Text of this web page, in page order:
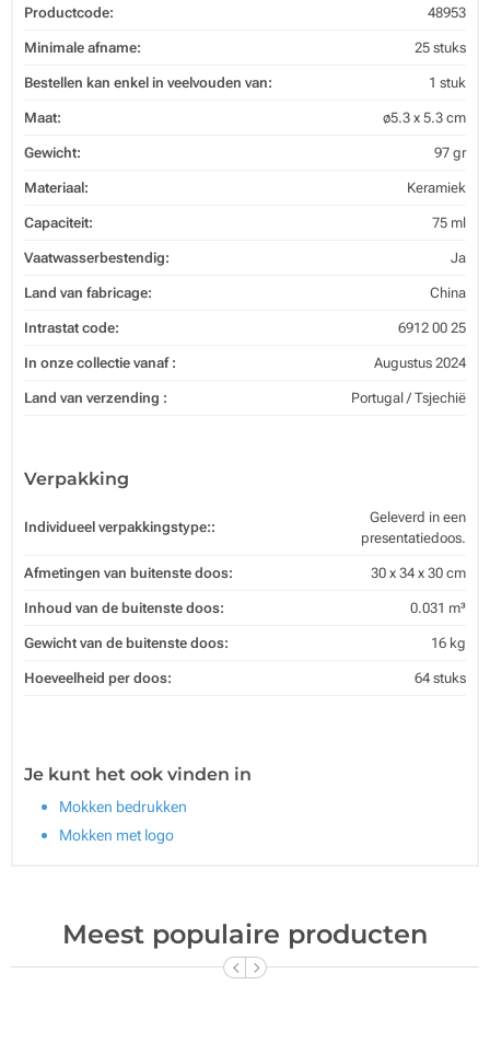
Productcode: 48953
Minimale afname: 25 stuks
Bestellen kan enkel in veelvouden van: 1 stuk
Maat: ø5.3 x 5.3 cm
Gewicht: 97 gr
Materiaal: Keramiek
Capaciteit: 75 ml
Vaatwasserbestendig: Ja
Land van fabricage: China
Intrastat code: 6912 00 25
In onze collectie vanaf : Augustus 2024
Land van verzending : Portugal / Tsjechië
Verpakking
Individueel verpakkingstype::
Geleverd in een
presentatiedoos.
Afmetingen van buitenste doos: 30 x 34 x 30 cm
Inhoud van de buitenste doos: 0.031 m³
Gewicht van de buitenste doos: 16 kg
Hoeveelheid per doos: 64 stuks
Je kunt het ook vinden in
Mokken bedrukken
Mokken met logo
Meest populaire producten